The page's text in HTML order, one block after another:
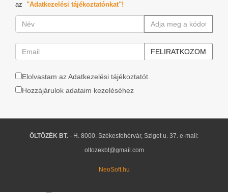
az "Adatkezelési tájékoztatónkat"!
Elolvastam az Adatkezelési tájékoztatót
Hozzájárulok adataim kezeléséhez
ÖLTÖZÉK BT. - H. 8000. Székesfehérvár, Sziget u. 37. e-mail:
oltozekbt@gmail.com
NeoSoft.hu